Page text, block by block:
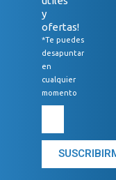
y
ofertas!
*Te puedes
desapuntar
en
cualquier
momento